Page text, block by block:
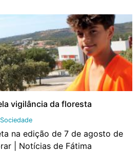
vigilância da floresta
Sociedade
na edição de 7 de agosto de
| Notícias de Fátima